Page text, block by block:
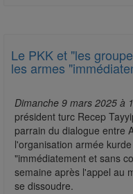
Le PKK et "les
les armes
Dimanche 9 mars 2025 à
président turc Recep
parrain du dialogue entre
l'organisation armée
"immédiatement et sans
semaine après l'appel au
se dissoudre.